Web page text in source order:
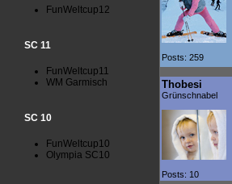
FunWeltcup12
SC 11
FunWeltcup11
WM Garmisch
SC 10
FunWeltcup10
Olympia SC10
Posts: 259
Thobesi
Grünschnabel
Posts: 10